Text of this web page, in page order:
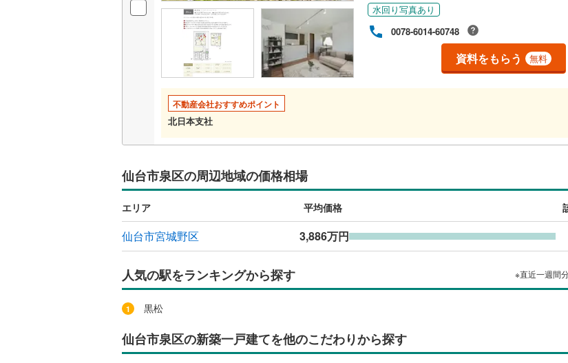
水回り写真あり
0078-6014-60748
資料をもらう 無料
不動産会社おすすめポイント
北日本支社
仙台市泉区の周辺地域の価格相場
エリア 平均価格
仙台市宮城野区 3,886万円
人気の駅をランキングから探す ※直近一週間
黒松
仙台市泉区の新築一戸建てを他のこだわりから探す
間取り、居室全体
吹き抜け（0） バリアフリー住宅
二世帯向け（0） 平屋・1階建て （0）
浴室
浴室乾燥機あり（
バルコニー、庭
ウッドデッキあり
ウォークインクローゼット
（0）